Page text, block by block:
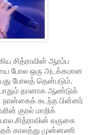
சித்ராவின் ஆரம்ப
போல ஒரு அடக்கமான
போலத் தென்படும்.
தானாக ஆண்டுக்
நான்கைக் கடந்த பின்னர்
குரல் மாறிக்
வருகை
காலத்து முன்னணி